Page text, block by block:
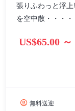
張りふわっと浮
を空中散・・・・
US$65.00 ～
無料送迎